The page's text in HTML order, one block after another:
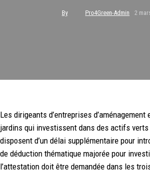
By Pro4Green-Admin 2
Les dirigeants d’entreprises d’aménagement
jardins qui investissent dans des actifs verts
disposent d’un délai supplémentaire pour
de déduction thématique majorée pour
l’attestation doit être demandée dans les